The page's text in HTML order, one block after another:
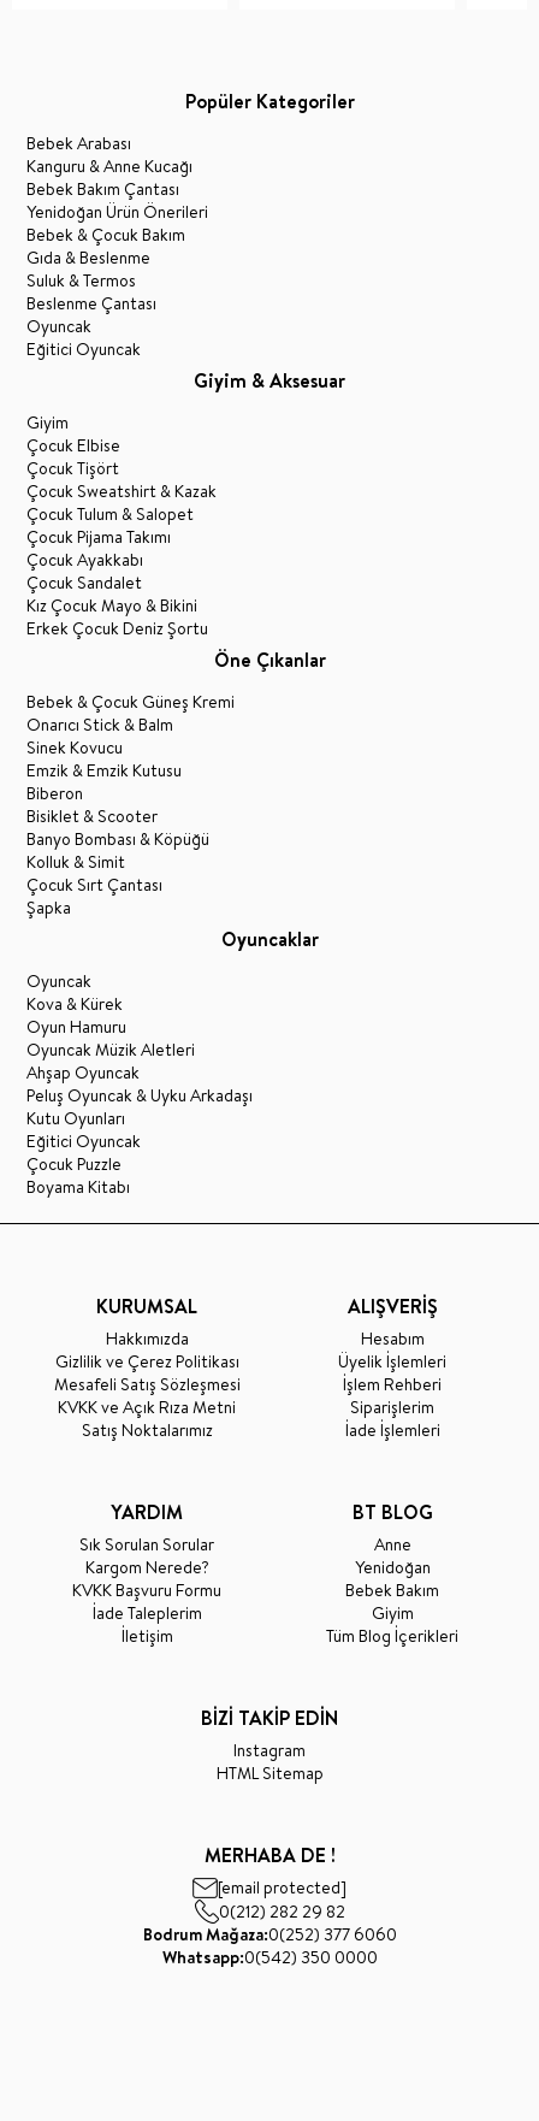
Popüler Kategoriler
Bebek Arabası
Kanguru & Anne Kucağı
Bebek Bakım Çantası
Yenidoğan Ürün Önerileri
Bebek & Çocuk Bakım
Gıda & Beslenme
Suluk & Termos
Beslenme Çantası
Oyuncak
Eğitici Oyuncak
Giyim & Aksesuar
Giyim
Çocuk Elbise
Çocuk Tişört
Çocuk Sweatshirt & Kazak
Çocuk Tulum & Salopet
Çocuk Pijama Takımı
Çocuk Ayakkabı
Çocuk Sandalet
Kız Çocuk Mayo & Bikini
Erkek Çocuk Deniz Şortu
Öne Çıkanlar
Bebek & Çocuk Güneş Kremi
Onarıcı Stick & Balm
Sinek Kovucu
Emzik & Emzik Kutusu
Biberon
Bisiklet & Scooter
Banyo Bombası & Köpüğü
Kolluk & Simit
Çocuk Sırt Çantası
Şapka
Oyuncaklar
Oyuncak
Kova & Kürek
Oyun Hamuru
Oyuncak Müzik Aletleri
Ahşap Oyuncak
Peluş Oyuncak & Uyku Arkadaşı
Kutu Oyunları
Eğitici Oyuncak
Çocuk Puzzle
Boyama Kitabı
KURUMSAL
Hakkımızda
Gizlilik ve Çerez Politikası
Mesafeli Satış Sözleşmesi
KVKK ve Açık Rıza Metni
Satış Noktalarımız
ALIŞVERİŞ
Hesabım
Üyelik İşlemleri
İşlem Rehberi
Siparişlerim
İade İşlemleri
YARDIM
Sık Sorulan Sorular
Kargom Nerede?
KVKK Başvuru Formu
İade Taleplerim
İletişim
BT BLOG
Anne
Yenidoğan
Bebek Bakım
Giyim
Tüm Blog İçerikleri
BİZİ TAKİP EDİN
Instagram
HTML Sitemap
MERHABA DE !
[email protected]
0(212) 282 29 82
Bodrum Mağaza:0(252) 377 6060
Whatsapp:0(542) 350 0000